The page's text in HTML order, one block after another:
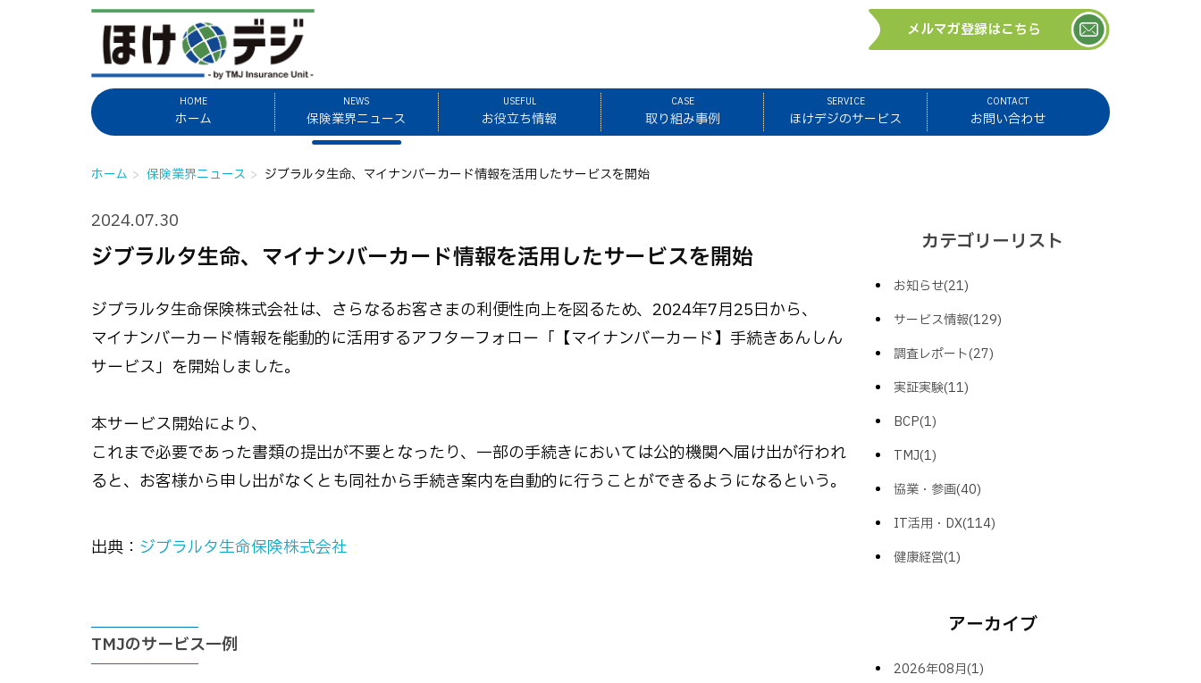
メルマガ登録はこちら
HOME
ホーム
NEWS
保険業界ニュース
USEFUL
お役立ち情報
CASE
取り組み事例
SERVICE
ほけデジのサービス
CONTACT
お問い合わせ
ホーム 保険業界ニュース ジブラルタ生命、マイナンバーカード情報を活用したサービスを開始
2024.07.30
ジブラルタ生命、マイナンバーカード情報を活用したサービスを開始
ジブラルタ生命保険株式会社は、さらなるお客さまの利便性向上を図るため、2024年7月25日から、
マイナンバーカード情報を能動的に活用するアフターフォロー「【マイナンバーカード】手続きあんしん
サービス」を開始しました。
本サービス開始により、
これまで必要であった書類の提出が不要となったり、一部の手続きにおいては公的機関へ届け出が行われ
ると、お客様から申し出がなくとも同社から手続き案内を自動的に行うことができるようになるという。
出典： ジブラルタ生命保険株式会社
TMJのサービス一例
カテゴリーリスト
お知らせ(21)
サービス情報(129)
調査レポート(27)
実証実験(11)
BCP(1)
TMJ(1)
協業・参画(40)
IT活用・DX(114)
健康経営(1)
アーカイブ
2026年08月(1)